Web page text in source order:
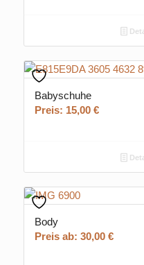
Babyschuhe
Preis: 15,00 €
Body
Preis ab: 30,00 €